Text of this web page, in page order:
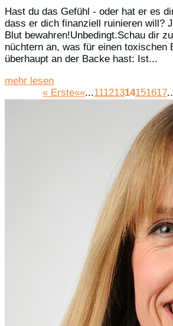
Hast du das Gefühl - oder hat er es
dass er dich finanziell ruinieren will?
Blut bewahren!Unbedingt.Schau dir
nüchtern an, was für einen toxischen
überhaupt an der Backe hast: Ist...
mehr lesen
« Erste««...11121314151617